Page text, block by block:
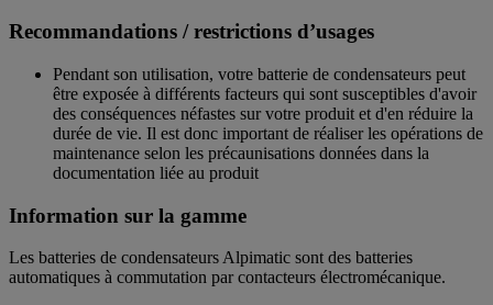
Recommandations / restrictions d’usages
Pendant son utilisation, votre batterie de condensateurs peut
être exposée à différents facteurs qui sont susceptibles d'avoir
des conséquences néfastes sur votre produit et d'en réduire la
durée de vie. Il est donc important de réaliser les opérations de
maintenance selon les précaunisations données dans la
documentation liée au produit
Information sur la gamme
Les batteries de condensateurs Alpimatic sont des batteries
automatiques à commutation par contacteurs électromécanique.